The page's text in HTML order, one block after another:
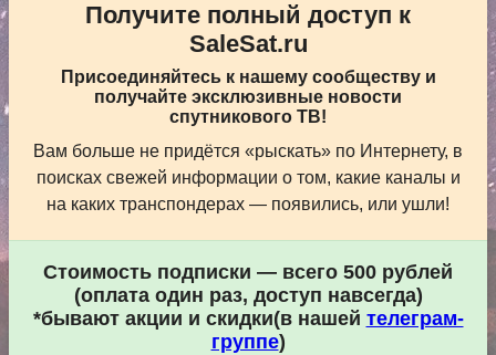
Получите полный доступ к
SaleSat.ru
Присоединяйтесь к нашему сообществу и
получайте эксклюзивные новости
спутникового ТВ!
Вам больше не придётся «рыскать» по Интернету, в
поисках свежей информации о том, какие каналы и
на каких транспондерах — появились, или ушли!
Стоимость подписки — всего 500 рублей
(оплата один раз, доступ навсегда)
*бывают акции и скидки(в нашей телеграм-
группе)